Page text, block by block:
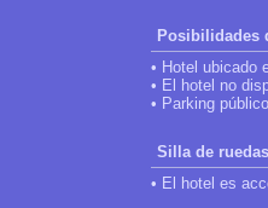
Posibilidades
• Hotel ubicado
• El hotel no
• Parking
Silla de
• El hotel es